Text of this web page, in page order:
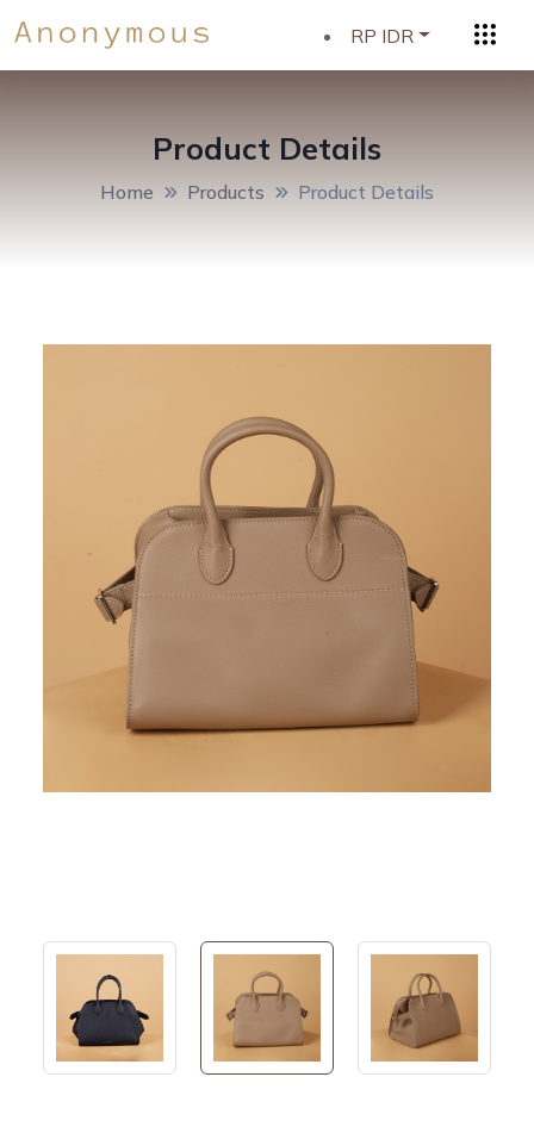
RP IDR
Product Details
Home Products Product Details